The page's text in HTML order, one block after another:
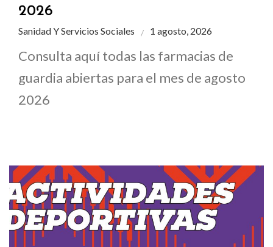
2026
Sanidad Y Servicios Sociales 1 agosto, 2026
Consulta aquí todas las farmacias de
guardia abiertas para el mes de agosto
2026